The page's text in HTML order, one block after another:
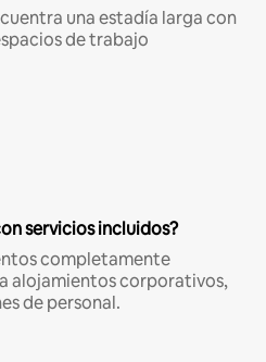
una estadía larga con
de trabajo
servicios incluidos?
completamente
alojamientos corporativos,
de personal.